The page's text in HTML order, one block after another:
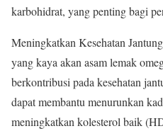
karbohidrat, yang penting bagi
Meningkatkan Kesehatan
yang kaya akan asam lemak
berkontribusi pada kesehatan
dapat membantu menurunkan
meningkatkan kolesterol baik